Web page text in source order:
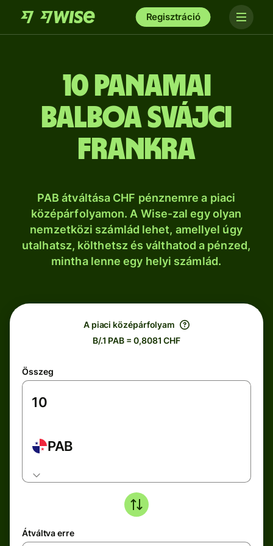
Regisztráció
10 panamai
balboa svájci
frankra
PAB átváltása CHF pénznemre a piaci
középárfolyamon. A Wise-zal egy olyan
nemzetközi számlád lehet, amellyel úgy
utalhatsz, költhetsz és válthatod a pénzed,
mintha lenne egy helyi számlád.
A piaci középárfolyam
B/.1 PAB = 0,8081 CHF
Összeg
PAB
Átváltva erre